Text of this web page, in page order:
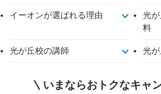
イーオンが選ばれる理由
光
料
光が丘校の講師 光
いまならおトクなキャ